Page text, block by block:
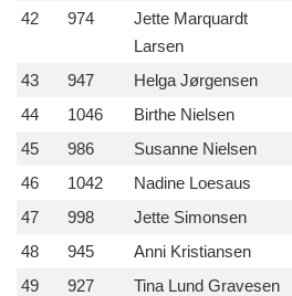
42
974
Jette Marquardt
Larsen
43 947 Helga Jørgensen
44
1046 Birthe Nielsen
45
986 Susanne Nielsen
46
1042 Nadine Loesaus
47
998 Jette Simonsen
48
945 Anni Kristiansen
49
927 Tina Lund Gravesen